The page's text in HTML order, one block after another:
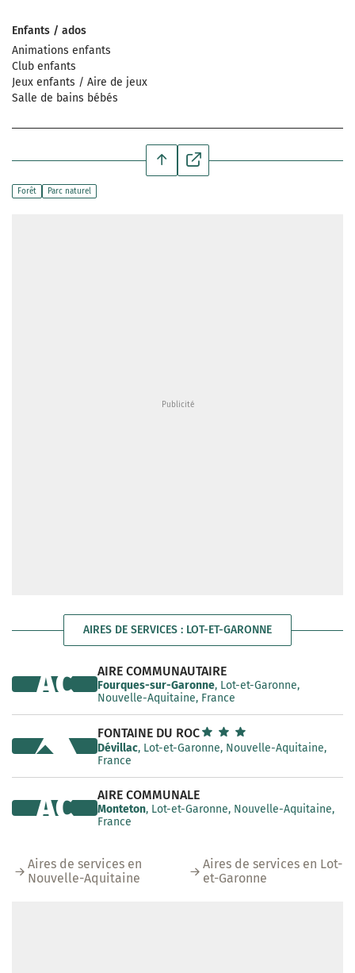
Enfants / ados
Animations enfants
Club enfants
Jeux enfants / Aire de jeux
Salle de bains bébés
Forêt Parc naturel
AIRES DE SERVICES : LOT-ET-GARONNE
AIRE COMMUNAUTAIRE
Fourques-sur-Garonne, Lot-et-Garonne,
Nouvelle-Aquitaine, France
AC
FONTAINE DU ROC
Dévillac, Lot-et-Garonne, Nouvelle-Aquitaine,
France
AIRE COMMUNALE
Monteton, Lot-et-Garonne, Nouvelle-Aquitaine,
France
AC
Aires de services en
Nouvelle-Aquitaine
Aires de services en Lot-
et-Garonne